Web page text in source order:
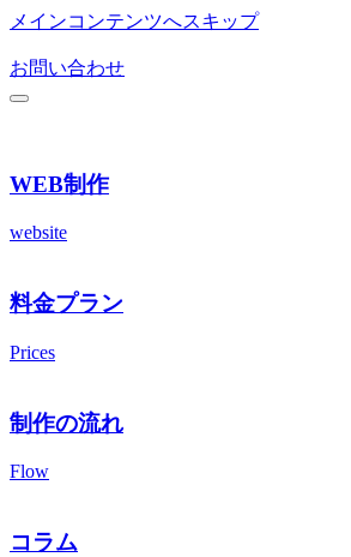
メインコンテンツへスキップ
お問い合わせ
WEB制作
website
料金プラン
Prices
制作の流れ
Flow
コラム